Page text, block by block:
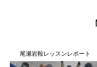
尾瀬岩鞍レッスンレポート